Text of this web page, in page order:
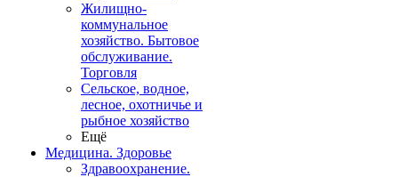
Жилищно-
коммунальное
хозяйство. Бытовое
обслуживание.
Торговля
Сельское, водное,
лесное, охотничье и
рыбное хозяйство
Ещё
Медицина. Здоровье
Здравоохранение.